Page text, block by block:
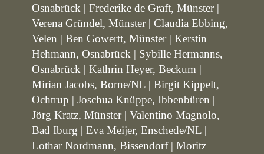
Osnabrück | Frederike de Graft, Münster |
Verena Gründel, Münster | Claudia Ebbing,
Velen | Ben Gowertt, Münster | Kerstin
Hehmann, Osnabrück | Sybille Hermanns,
Osnabrück | Kathrin Heyer, Beckum |
Mirian Jacobs, Borne/NL | Birgit Kippelt,
Ochtrup | Joschua Knüppe, Ibbenbüren |
Jörg Kratz, Münster | Valentino Magnolo,
Bad Iburg | Eva Meijer, Enschede/NL |
Lothar Nordmann, Bissendorf | Moritz